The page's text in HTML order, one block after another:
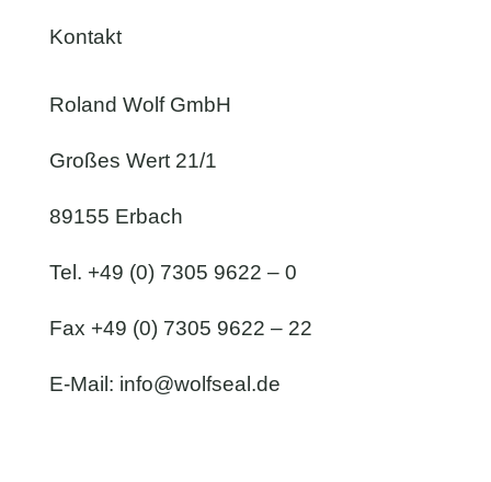
Kontakt
Roland Wolf GmbH
Großes Wert 21/1
89155 Erbach
Tel. +49 (0) 7305 9622 – 0
Fax +49 (0) 7305 9622 – 22
E-Mail: info@wolfseal.de